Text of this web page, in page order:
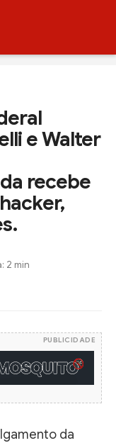
e Walter
recebe
2 min
PUBLICIDADE
da